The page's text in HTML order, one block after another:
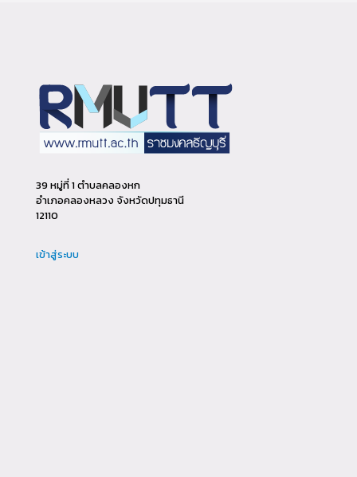
39 หมู่ที่ 1 ตำบลคลองหก
อำเภอคลองหลวง จังหวัดปทุมธานี
12110
เข้าสู่ระบบ